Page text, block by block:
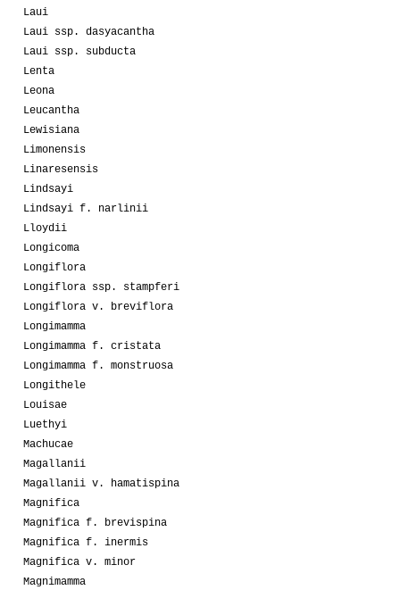
Laui
Laui ssp. dasyacantha
Laui ssp. subducta
Lenta
Leona
Leucantha
Lewisiana
Limonensis
Linaresensis
Lindsayi
Lindsayi f. narlinii
Lloydii
Longicoma
Longiflora
Longiflora ssp. stampferi
Longiflora v. breviflora
Longimamma
Longimamma f. cristata
Longimamma f. monstruosa
Longithele
Louisae
Luethyi
Machucae
Magallanii
Magallanii v. hamatispina
Magnifica
Magnifica f. brevispina
Magnifica f. inermis
Magnifica v. minor
Magnimamma